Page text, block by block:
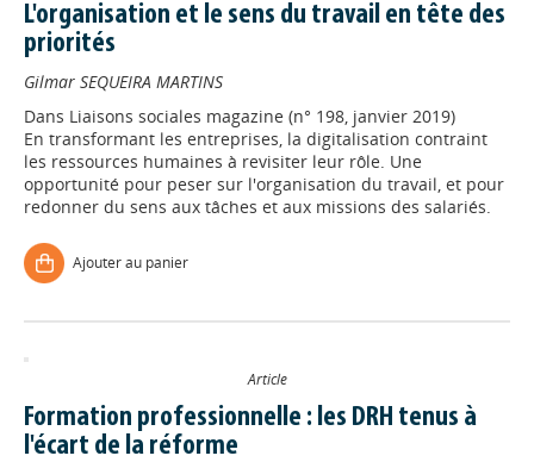
L'organisation et le sens du travail en tête des
priorités
Gilmar SEQUEIRA MARTINS
Dans Liaisons sociales magazine (n° 198, janvier 2019)
En transformant les entreprises, la digitalisation contraint
les ressources humaines à revisiter leur rôle. Une
opportunité pour peser sur l'organisation du travail, et pour
redonner du sens aux tâches et aux missions des salariés.
Ajouter au panier
Article
Formation professionnelle : les DRH tenus à
l'écart de la réforme